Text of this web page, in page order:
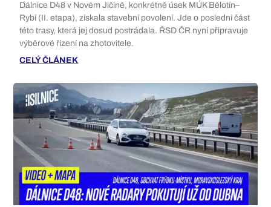
Dálnice D48 v Novém Jičíně, konkrétně úsek MÚK Bělotín–
Rybí (II. etapa), získala stavební povolení. Jde o poslední část
této trasy, která jej dosud postrádala. ŘSD ČR nyní připravuje
výběrové řízení na zhotovitele.
CELÝ ČLÁNEK